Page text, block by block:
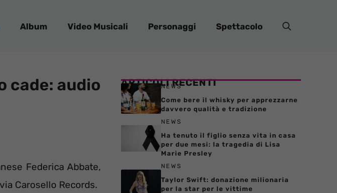
Album Video Musicali Personaggi Spettacolo
cade: audio
Federica Abbate,
Carosello Records.
ARTICOLI RECENTI
NEWS
Come bere il whisky per apprezzarne
davvero qualità e tradizione
NEWS
Ha tenuto il figlio senza vita in casa
per due mesi: la tragedia di Lisa
Marie Presley
NEWS
Taylor Swift: donazione milionaria
per la star per le vittime